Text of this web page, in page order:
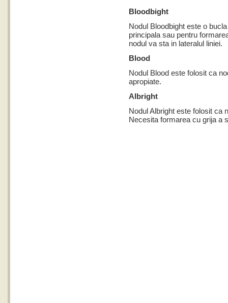
Bloodbight
Nodul Bloodbight este o
principala sau pentru
nodul va sta in lateralul liniei.
Blood
Nodul Blood este folosit ca
apropiate.
Albright
Nodul Albright este folosit ca
Necesita formarea cu grija a